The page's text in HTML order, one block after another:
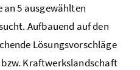
an 5 ausgewählten
Aufbauend auf den
Lösungsvorschläge
bzw. Kraftwerkslandschaft